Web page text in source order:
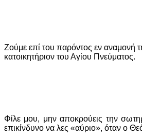
Ζούμε επί του παρόντος εν αναμονή
κατοικητήριον του Αγίου Πνεύματος.
Φίλε μου, μην αποκρούεις την
επικίνδυνο να λες «αύριο», όταν ο